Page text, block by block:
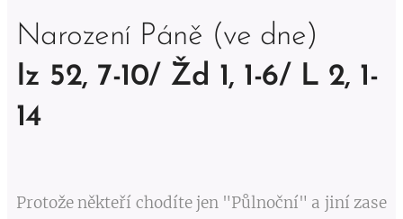
Narození Páně (ve dne)
Iz 52, 7-10/ Žd 1, 1-6/ L 2, 1-
14
Protože někteří chodíte jen "Půlnoční" a jiní zase